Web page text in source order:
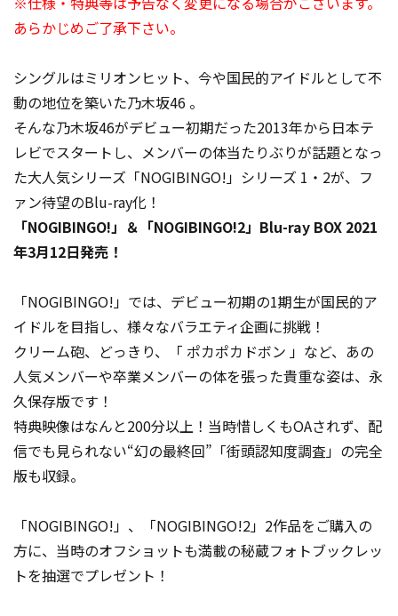
あらかじめご了承下さい。
シングルはミリオンヒット、今や国民的アイドルとして不
動の地位を築いた乃木坂46 。
そんな乃木坂46がデビュー初期だった2013年から日本テ
レビでスタートし、メンバーの体当たりぶりが話題となっ
た大人気シリーズ「NOGIBINGO!」シリーズ 1・2が、フ
ァン待望のBlu-ray化！
「NOGIBINGO!」＆「NOGIBINGO!2」Blu-ray BOX 2021
年3月12日発売！
「NOGIBINGO!」では、デビュー初期の1期生が国民的ア
イドルを目指し、様々なバラエティ企画に挑戦！
クリーム砲、どっきり、「 ポカポカドボン 」など、あの
人気メンバーや卒業メンバーの体を張った貴重な姿は、永
久保存版です！
特典映像はなんと200分以上！当時惜しくもOAされず、配
信でも見られない“幻の最終回”「街頭認知度調査」の完全
版も収録。
「NOGIBINGO!」、「NOGIBINGO!2」2作品をご購入の
方に、当時のオフショットも満載の秘蔵フォトブックレッ
トを抽選でプレゼント！